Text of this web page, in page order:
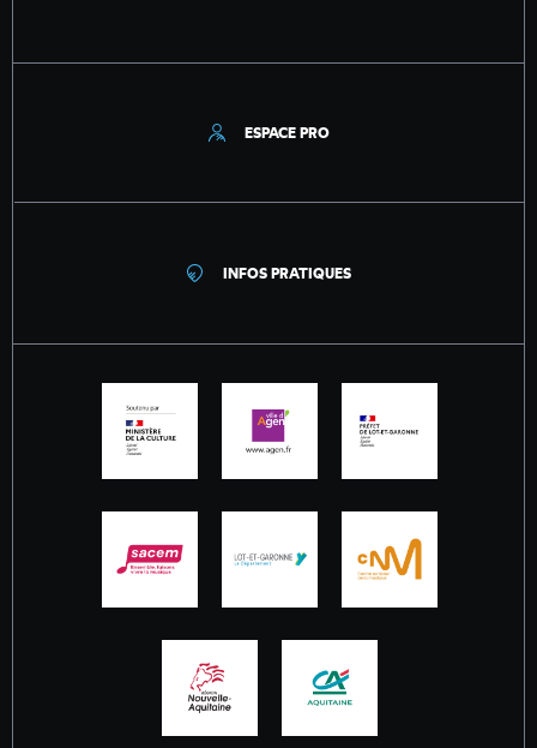
ESPACE PRO
INFOS PRATIQUES